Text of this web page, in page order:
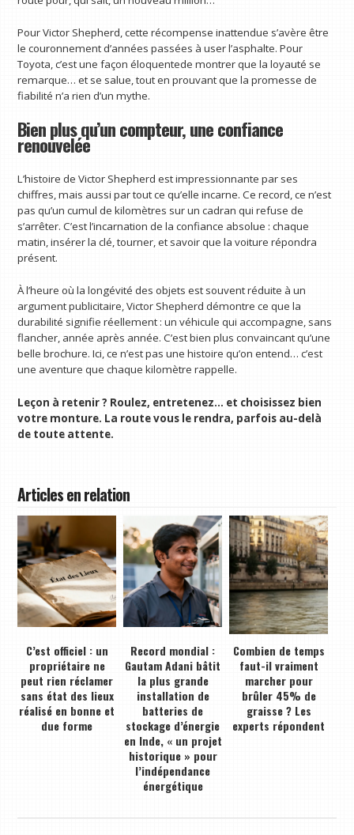
Pour Victor Shepherd, cette récompense inattendue s’avère être
le couronnement d’années passées à user l’asphalte. Pour
Toyota, c’est une façon éloquentede montrer que la loyauté se
remarque… et se salue, tout en prouvant que la promesse de
fiabilité n’a rien d’un mythe.
Bien plus qu’un compteur, une confiance
renouvelée
L’histoire de Victor Shepherd est impressionnante par ses
chiffres, mais aussi par tout ce qu’elle incarne. Ce record, ce n’est
pas qu’un cumul de kilomètres sur un cadran qui refuse de
s’arrêter. C’est l’incarnation de la confiance absolue : chaque
matin, insérer la clé, tourner, et savoir que la voiture répondra
présent.
À l’heure où la longévité des objets est souvent réduite à un
argument publicitaire, Victor Shepherd démontre ce que la
durabilité signifie réellement : un véhicule qui accompagne, sans
flancher, année après année. C’est bien plus convaincant qu’une
belle brochure. Ici, ce n’est pas une histoire qu’on entend… c’est
une aventure que chaque kilomètre rappelle.
Leçon à retenir ? Roulez, entretenez… et choisissez bien
votre monture. La route vous le rendra, parfois au-delà
de toute attente.
Articles en relation
C’est officiel : un
propriétaire ne
peut rien réclamer
sans état des lieux
réalisé en bonne et
due forme
Record mondial :
Gautam Adani bâtit
la plus grande
installation de
batteries de
stockage d’énergie
en Inde, « un projet
historique » pour
l’indépendance
énergétique
Combien de temps
faut-il vraiment
marcher pour
brûler 45% de
graisse ? Les
experts répondent